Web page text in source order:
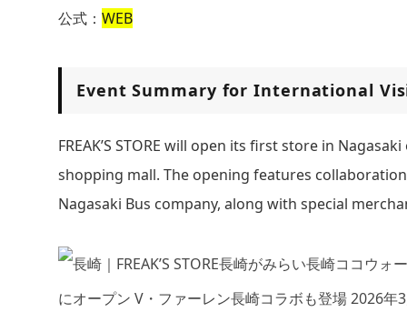
公式： WEB
Event Summary for International
FREAK’S STORE will open its first store in
shopping mall. The opening features
Nagasaki Bus company, along with special